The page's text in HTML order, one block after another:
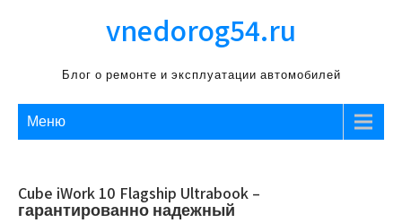
vnedorog54.ru
Блог о ремонте и эксплуатации автомобилей
Меню
Cube iWork 10 Flagship Ultrabook –
гарантированно надежный